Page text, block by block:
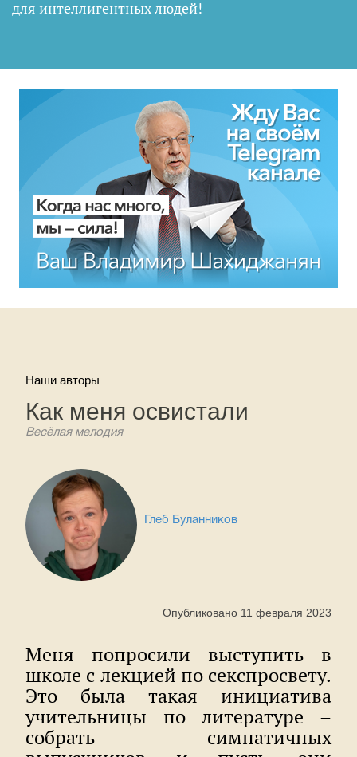
для интеллигентных людей!
Наши авторы
Как меня освистали
Весёлая мелодия
Глеб Буланников
Опубликовано 11 февраля 2023
Меня попросили выступить в
школе с лекцией по секспросвету.
Это была такая инициатива
учительницы по литературе –
собрать симпатичных